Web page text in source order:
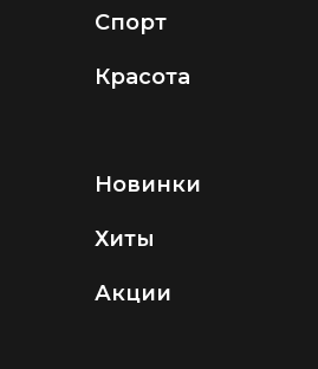
Спорт
Красота
Новинки
Хиты
Акции